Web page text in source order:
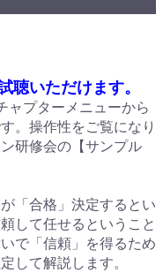
聴いただけます。
ャプターメニューから
。操作性をご覧になり
研修会の【サンプル
「合格」決定するとい
して任せるということ
で「信頼」を得るため
して解説します。